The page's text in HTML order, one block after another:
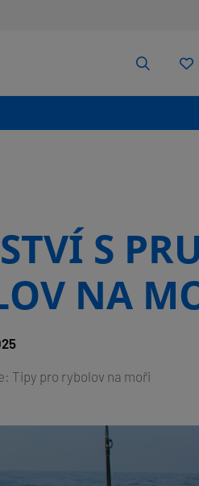
S
NA
Tipy pro rybolov na moři